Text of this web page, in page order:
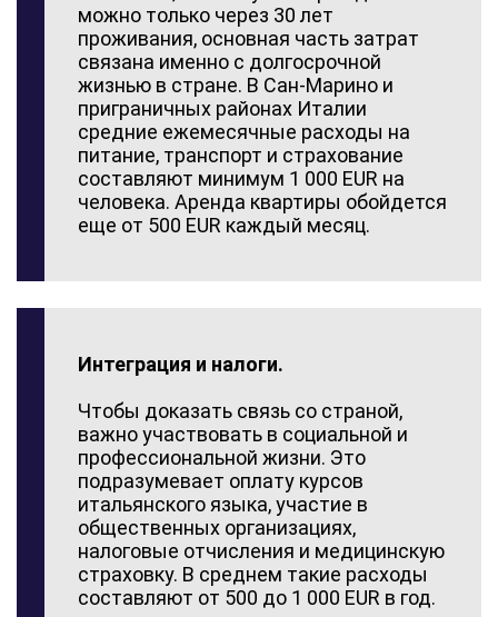
можно только через 30 лет
проживания, основная часть затрат
связана именно с долгосрочной
жизнью в стране. В Сан-Марино и
приграничных районах Италии
средние ежемесячные расходы на
питание, транспорт и страхование
составляют минимум 1 000 EUR на
человека. Аренда квартиры обойдется
еще от 500 EUR каждый месяц.
Интеграция и налоги.
Чтобы доказать связь со страной,
важно участвовать в социальной и
профессиональной жизни. Это
подразумевает оплату курсов
итальянского языка, участие в
общественных организациях,
налоговые отчисления и медицинскую
страховку. В среднем такие расходы
составляют от 500 до 1 000 EUR в год.